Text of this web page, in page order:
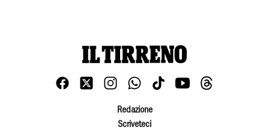
Redazione
Scriveteci